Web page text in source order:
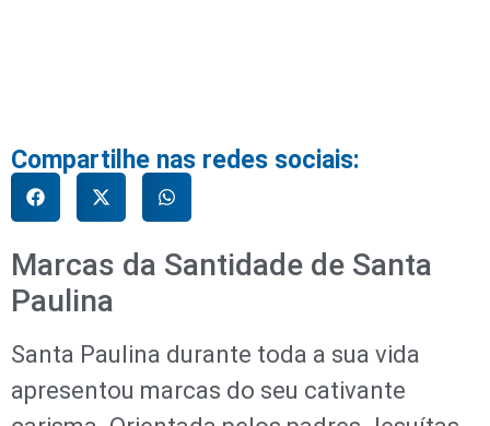
Compartilhe nas redes sociais:
Marcas da Santidade de Santa
Paulina
Santa Paulina durante toda a sua vida
apresentou marcas do seu cativante